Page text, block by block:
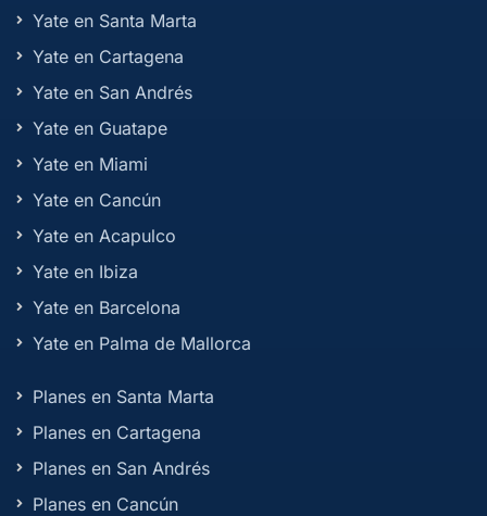
Yate en Santa Marta
Yate en Cartagena
Yate en San Andrés
Yate en Guatape
Yate en Miami
Yate en Cancún
Yate en Acapulco
Yate en Ibiza
Yate en Barcelona
Yate en Palma de Mallorca
Planes en Santa Marta
Planes en Cartagena
Planes en San Andrés
Planes en Cancún